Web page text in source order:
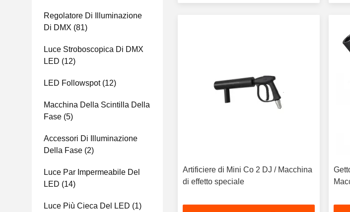
Regolatore Di Illuminazione
Di DMX (81)
Luce Stroboscopica Di DMX
LED (12)
LED Followspot(12)
Macchina Della Scintilla Della
Fase (5)
Accessori Di Illuminazione
Della Fase (2)
Luce Par Impermeabile Del
LED (14)
Luce Più Cieca Del LED (1)
Artificiere di Mini Co 2 DJ / Macchina
di effetto speciale